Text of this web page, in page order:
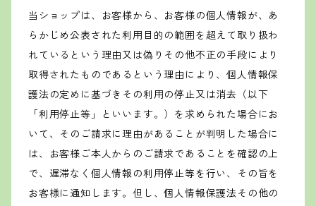
当ショップは、お客様から、お客様の個人情報が、あ
らかじめ公表された利用目的の範囲を超えて取り扱わ
れているという理由又は偽りその他不正の手段により
取得されたものであるという理由により、個人情報保
護法の定めに基づきその利用の停止又は消去（以下
「利用停止等」といいます。）を求められた場合にお
いて、そのご請求に理由があることが判明した場合に
は、お客様ご本人からのご請求であることを確認の上
で、遅滞なく個人情報の利用停止等を行い、その旨を
お客様に通知します。但し、個人情報保護法その他の